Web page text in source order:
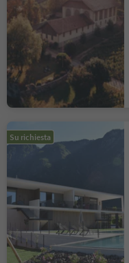
Su richiesta